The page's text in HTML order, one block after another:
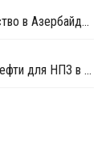
Дочка Лукойла ликвидирует представительство в Азербайджане
SOCAR приостановила покупку российской нефти для НПЗ в Турции